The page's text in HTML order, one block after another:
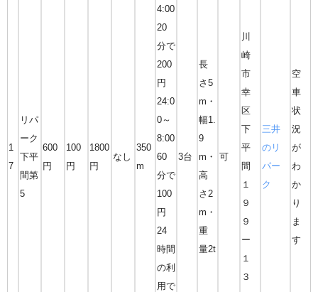
1
7
リパ
ーク
下平
間第
5
600
円
100
円
1800
円
なし
350
m
4:00
20
分で
200
円
24:0
0～
8:00
60
分で
100
円
24
時間
の利
用で
3台
長
さ5
m・
幅1.
9
m・
高
さ2
m・
重
量2t
可
川
崎
市
幸
区
下
平
間
１
９
９
ー
１
３
三井
のリ
パー
ク
空
車
状
況
が
わ
か
り
ま
す